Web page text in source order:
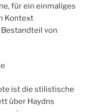
für ein einmaliges
Kontext
von
ist die stilistische
über Haydns